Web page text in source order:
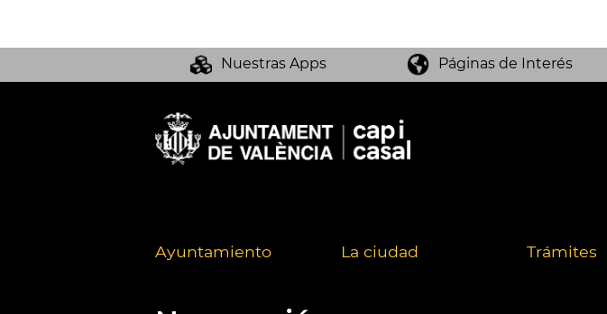
Nuestras Apps Páginas de Interés
Ayuntamiento La ciudad Trámites